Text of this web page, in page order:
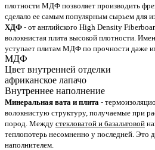
плотности МДФ позволяет производить
сделало ее самым популярным сырьем для
ХДФ - от английского High Density
волокнистая плита высокой плотности.
уступает плитам МДФ по прочности даже
МДФ
Цвет внутренней отделки
африканское лапачо
Внутреннее наполнение
Минеральная вата и плита -
волокнистую структуру, получаемые при
пород. Между стекловатой и базальтовой
теплопотерь несомненно у последней. Это
наполнителем.